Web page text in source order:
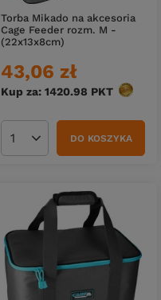
Torba Mikado na akcesoria
Cage Feeder rozm. M -
(22x13x8cm)
43,06 zł
Kup za: 1420.98 PKT
Ilość produktówDO KOSZYKA